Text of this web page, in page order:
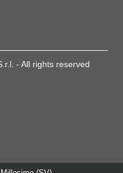
- All rights reserved